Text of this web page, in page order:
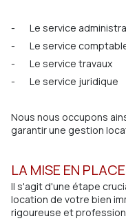
- Le service
- Le service
- Le service travaux
- Le service juridique
Nous nous occupons
garantir une gestion
LA MISE EN
Il s'agit d'une étape
location de votre bien
rigoureuse et